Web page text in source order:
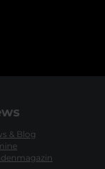
& Blog